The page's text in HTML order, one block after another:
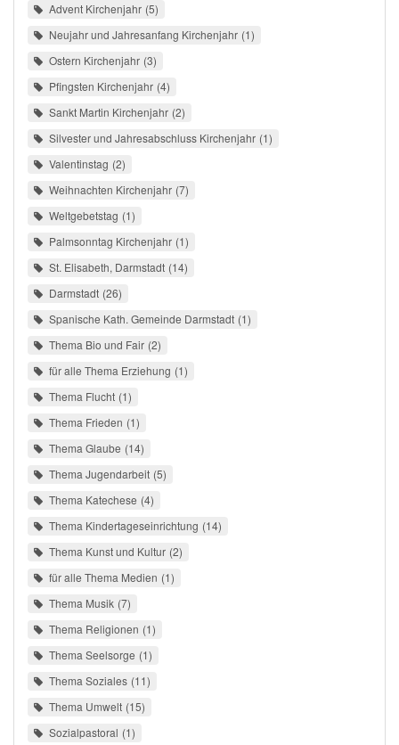
Advent Kirchenjahr 5
Neujahr und Jahresanfang Kirchenjahr 1
Ostern Kirchenjahr 3
Pfingsten Kirchenjahr 4
Sankt Martin Kirchenjahr 2
Silvester und Jahresabschluss Kirchenjahr 1
Valentinstag 2
Weihnachten Kirchenjahr 7
Weltgebetstag 1
Palmsonntag Kirchenjahr 1
St. Elisabeth, Darmstadt 14
Darmstadt 26
Spanische Kath. Gemeinde Darmstadt 1
Thema Bio und Fair 2
für alle Thema Erziehung 1
Thema Flucht 1
Thema Frieden 1
Thema Glaube 14
Thema Jugendarbeit 5
Thema Katechese 4
Thema Kindertageseinrichtung 14
Thema Kunst und Kultur 2
für alle Thema Medien 1
Thema Musik 7
Thema Religionen 1
Thema Seelsorge 1
Thema Soziales 11
Thema Umwelt 15
Sozialpastoral 1